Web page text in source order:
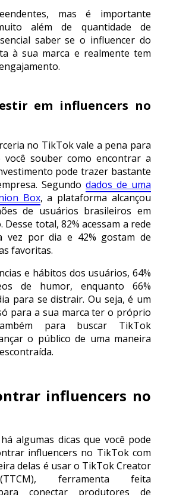
mas é importante
além de quantidade de
saber se o influencer do
à sua marca e realmente tem
em influencers no
no TikTok vale a pena para
você souber como encontrar a
pode trazer bastante
Segundo dados de uma
Box, a plataforma alcançou
de usuários brasileiros em
total, 82% acessam a rede
vez por dia e 42% gostam de
favoritas.
e hábitos dos usuários, 64%
de humor, enquanto 66%
para se distrair. Ou seja, é um
para a sua marca ter o próprio
para buscar TikTok
o público de uma maneira
influencers no
algumas dicas que você pode
influencers no TikTok com
delas é usar o TikTok Creator
ferramenta feita
conectar produtores de